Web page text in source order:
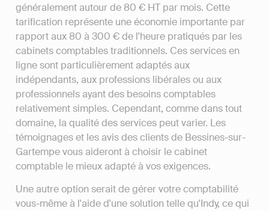
généralement autour de 80 € HT par mois. Cette
tarification représente une économie importante par
rapport aux 80 à 300 € de l'heure pratiqués par les
cabinets comptables traditionnels. Ces services en
ligne sont particulièrement adaptés aux
indépendants, aux professions libérales ou aux
professionnels ayant des besoins comptables
relativement simples. Cependant, comme dans tout
domaine, la qualité des services peut varier. Les
témoignages et les avis des clients de Bessines-sur-
Gartempe vous aideront à choisir le cabinet
comptable le mieux adapté à vos exigences.
Une autre option serait de gérer votre comptabilité
vous-même à l'aide d'une solution telle qu'Indy, ce qui